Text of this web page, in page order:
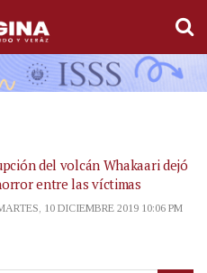
del volcán Whakaari dejó
entre las víctimas
10 DICIEMBRE 2019 10:06 PM